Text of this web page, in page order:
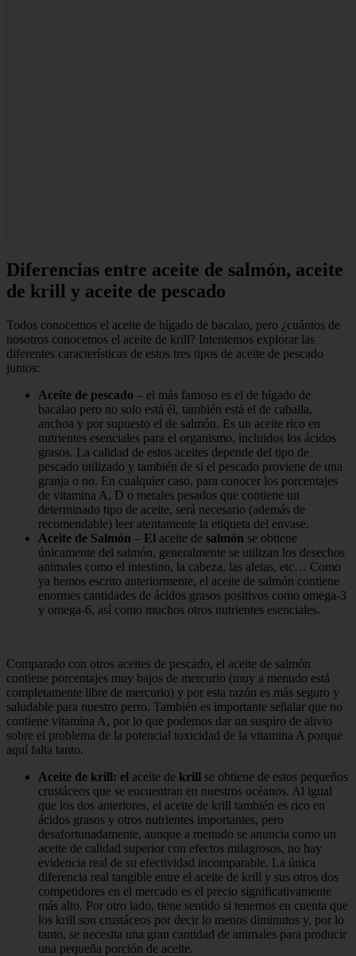
Diferencias entre aceite de salmón, aceite
de krill y aceite de pescado
Todos conocemos el aceite de hígado de bacalao, pero ¿cuántos de
nosotros conocemos el aceite de krill? Intentemos explorar las
diferentes características de estos tres tipos de aceite de pescado
juntos:
Aceite de pescado – el más famoso es el de hígado de
bacalao pero no solo está él, también está el de caballa,
anchoa y por supuesto el de salmón. Es un aceite rico en
nutrientes esenciales para el organismo, incluidos los ácidos
grasos. La calidad de estos aceites depende del tipo de
pescado utilizado y también de si el pescado proviene de una
granja o no. En cualquier caso, para conocer los porcentajes
de vitamina A, D o metales pesados ​​que contiene un
determinado tipo de aceite, será necesario (además de
recomendable) leer atentamente la etiqueta del envase.
Aceite de Salmón – El aceite de salmón se obtiene
únicamente del salmón, generalmente se utilizan los desechos
animales como el intestino, la cabeza, las aletas, etc… Como
ya hemos escrito anteriormente, el aceite de salmón contiene
enormes cantidades de ácidos grasos positivos como omega-3
y omega-6, así como muchos otros nutrientes esenciales.
Comparado con otros aceites de pescado, el aceite de salmón
contiene porcentajes muy bajos de mercurio (muy a menudo está
completamente libre de mercurio) y por esta razón es más seguro y
saludable para nuestro perro. También es importante señalar que no
contiene vitamina A, por lo que podemos dar un suspiro de alivio
sobre el problema de la potencial toxicidad de la vitamina A porque
aquí falta tanto.
Aceite de krill: el aceite de krill se obtiene de estos pequeños
crustáceos que se encuentran en nuestros océanos. Al igual
que los dos anteriores, el aceite de krill también es rico en
ácidos grasos y otros nutrientes importantes, pero
desafortunadamente, aunque a menudo se anuncia como un
aceite de calidad superior con efectos milagrosos, no hay
evidencia real de su efectividad incomparable. La única
diferencia real tangible entre el aceite de krill y sus otros dos
competidores en el mercado es el precio significativamente
más alto. Por otro lado, tiene sentido si tenemos en cuenta que
los krill son crustáceos por decir lo menos diminutos y, por lo
tanto, se necesita una gran cantidad de animales para producir
una pequeña porción de aceite.